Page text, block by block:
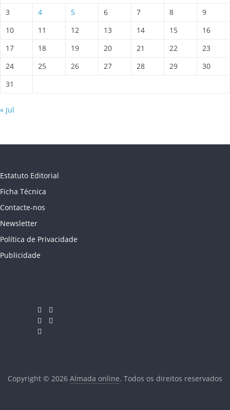
3
4 5 6 7 8
9
10
11 12 13 14 15
16
17
18 19 20 21 22
23
24
25 26 27 28 29
30
31
« Jul
Estatuto Editorial
Ficha Técnica
Contacte-nos
Newsletter
Política de Privacidade
Publicidade
Copyright © 2026 Almada online. Todos os direitos reservados